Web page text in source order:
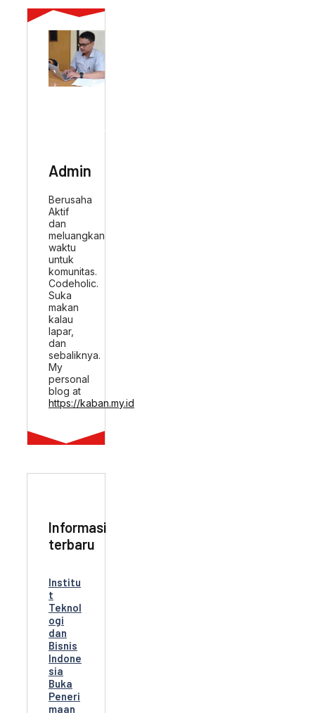
ABOUT AUTHOR
Admin
Berusaha
Aktif
dan
meluangkan
waktu
untuk
komunitas.
Codeholic.
Suka
makan
kalau
lapar,
dan
sebaliknya.
My
personal
blog at
https://kaban.my.id
Informasi
terbaru
Institu
t
Teknol
ogi
dan
Bisnis
Indone
sia
Buka
Peneri
maan